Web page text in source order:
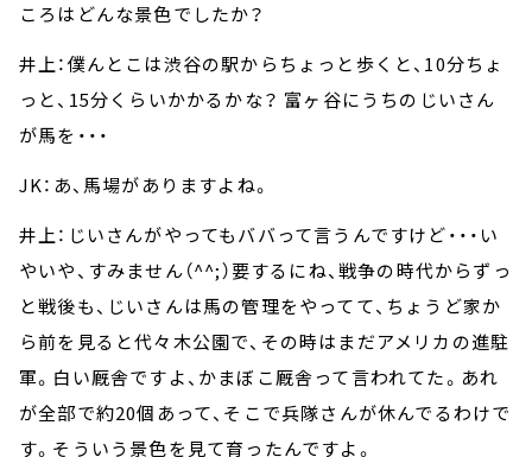
ころはどんな景色でしたか？
井上：僕んとこは渋谷の駅からちょっと歩くと、10分ちょ
っと、15分くらいかかるかな？ 富ヶ谷にうちのじいさん
が馬を・・・
JK：あ、馬場がありますよね。
井上：じいさんがやってもババって言うんですけど・・・い
やいや、すみません（^^;）要するにね、戦争の時代からずっ
と戦後も、じいさんは馬の管理をやってて、ちょうど家か
ら前を見ると代々木公園で、その時はまだアメリカの進駐
軍。白い厩舎ですよ、かまぼこ厩舎って言われてた。あれ
が全部で約20個あって、そこで兵隊さんが休んでるわけで
す。そういう景色を見て育ったんですよ。